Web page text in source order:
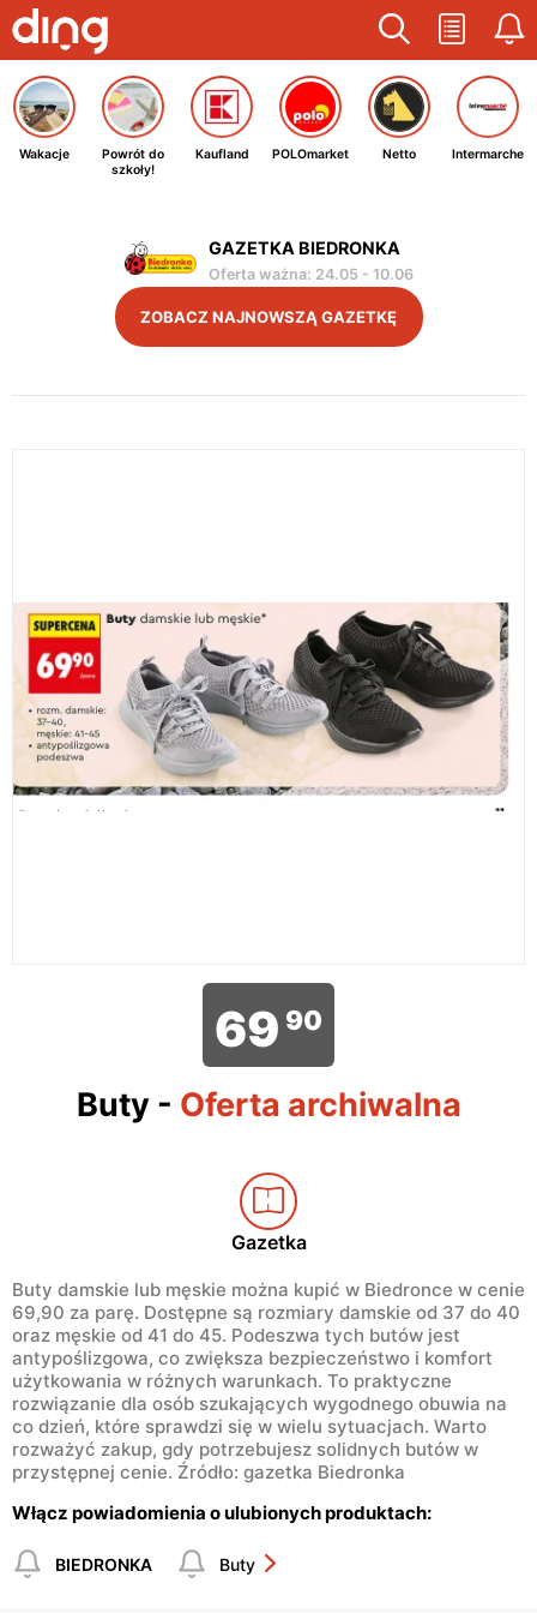
Wakacje
Powrót do
szkoły!
Kaufland POLOmarket Netto Intermarche
GAZETKA BIEDRONKA
Oferta ważna: 24.05 - 10.06
ZOBACZ NAJNOWSZĄ GAZETKĘ
69 90
Buty- Oferta archiwalna
Gazetka
Buty damskie lub męskie można kupić w Biedronce w cenie
69,90 za parę. Dostępne są rozmiary damskie od 37 do 40
oraz męskie od 41 do 45. Podeszwa tych butów jest
antypoślizgowa, co zwiększa bezpieczeństwo i komfort
użytkowania w różnych warunkach. To praktyczne
rozwiązanie dla osób szukających wygodnego obuwia na
co dzień, które sprawdzi się w wielu sytuacjach. Warto
rozważyć zakup, gdy potrzebujesz solidnych butów w
przystępnej cenie. Źródło: gazetka Biedronka
Włącz powiadomienia o ulubionych produktach:
BIEDRONKA Buty